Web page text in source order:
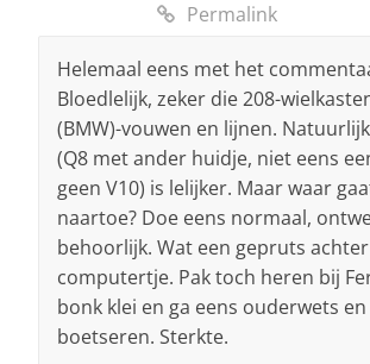
Permalink
Helemaal eens met het
Bloedlelijk, zeker die 208-
(BMW)-vouwen en lijnen.
(Q8 met ander huidje, niet eens
geen V10) is lelijker. Maar waar
naartoe? Doe eens normaal,
behoorlijk. Wat een gepruts
computertje. Pak toch heren bij
bonk klei en ga eens ouderwets
boetseren. Sterkte.